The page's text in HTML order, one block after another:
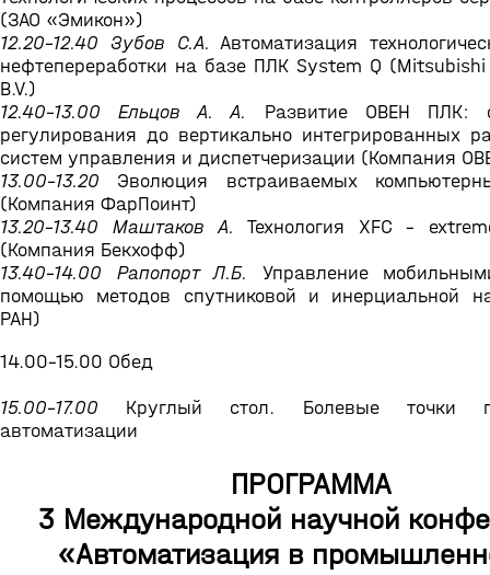
(ЗАО «Эмикон»)
12.20-12.40 Зубов С.А. Автоматизация
нефтепереработки на базе ПЛК System Q
B.V.)
12.40-13.00 Ельцов А. А.
Развитие ОВЕН ПЛК:
регулирования до вертикально интегрированных
систем управления и диспетчеризации (Компания
13.00-13.20 Эволюция встраиваемых
(Компания ФарПоинт)
13.20-13.40 Маштаков А. Технология XFC -
(Компания Бекхофф)
13.40-14.00 Рапопорт Л.Б. Управление
помощью методов спутниковой и инерциальной
РАН)
14.00-15.00 Обед
15.00-17.00 Круглый стол. Болевые точки
автоматизации
ПРОГРАММА
3 Международной научной
«Автоматизация в